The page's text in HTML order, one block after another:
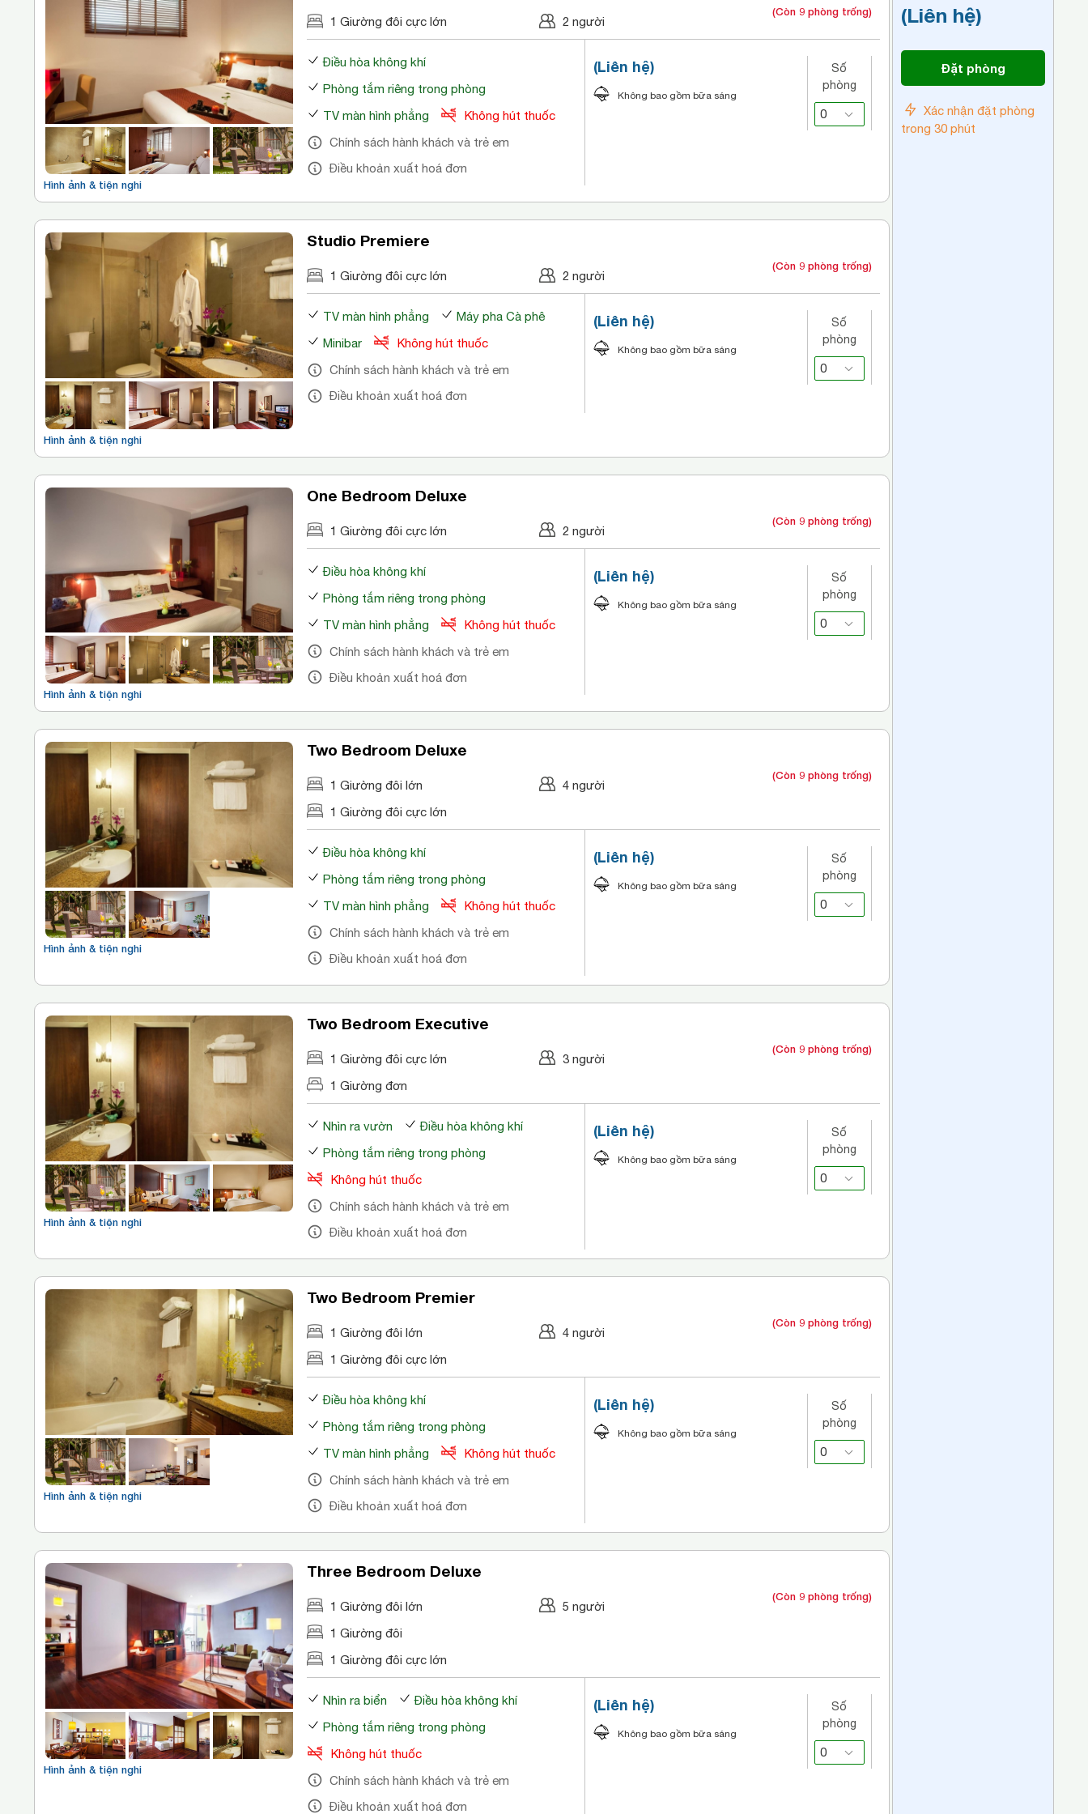
Hình ảnh & tiện nghi
1 Giường đôi cực lớn 2 người
(Còn 9 phòng trống)
Điều hòa không khí
Phòng tắm riêng trong phòng
TV màn hình phẳng
Không hút thuốc
Chính sách hành khách và trẻ em
Điều khoản xuất hoá đơn
(Liên hệ)
Không bao gồm bữa sáng
Số
phòng
Hình ảnh & tiện nghi
Studio Premiere
1 Giường đôi cực lớn 2 người
(Còn 9 phòng trống)
TV màn hình phẳng
Máy pha Cà phê
Minibar
Không hút thuốc
Chính sách hành khách và trẻ em
Điều khoản xuất hoá đơn
(Liên hệ)
Không bao gồm bữa sáng
Số
phòng
Hình ảnh & tiện nghi
One Bedroom Deluxe
1 Giường đôi cực lớn 2 người
(Còn 9 phòng trống)
Điều hòa không khí
Phòng tắm riêng trong phòng
TV màn hình phẳng
Không hút thuốc
Chính sách hành khách và trẻ em
Điều khoản xuất hoá đơn
(Liên hệ)
Không bao gồm bữa sáng
Số
phòng
Hình ảnh & tiện nghi
Two Bedroom Deluxe
1 Giường đôi lớn
1 Giường đôi cực lớn
4 người
(Còn 9 phòng trống)
Điều hòa không khí
Phòng tắm riêng trong phòng
TV màn hình phẳng
Không hút thuốc
Chính sách hành khách và trẻ em
Điều khoản xuất hoá đơn
(Liên hệ)
Không bao gồm bữa sáng
Số
phòng
Hình ảnh & tiện nghi
Two Bedroom Executive
1 Giường đôi cực lớn
1 Giường đơn
3 người
(Còn 9 phòng trống)
Nhìn ra vườn
Điều hòa không khí
Phòng tắm riêng trong phòng
Không hút thuốc
Chính sách hành khách và trẻ em
Điều khoản xuất hoá đơn
(Liên hệ)
Không bao gồm bữa sáng
Số
phòng
Hình ảnh & tiện nghi
Two Bedroom Premier
1 Giường đôi lớn
1 Giường đôi cực lớn
4 người
(Còn 9 phòng trống)
Điều hòa không khí
Phòng tắm riêng trong phòng
TV màn hình phẳng
Không hút thuốc
Chính sách hành khách và trẻ em
Điều khoản xuất hoá đơn
(Liên hệ)
Không bao gồm bữa sáng
Số
phòng
Hình ảnh & tiện nghi
Three Bedroom Deluxe
1 Giường đôi lớn
1 Giường đôi
1 Giường đôi cực lớn
5 người
(Còn 9 phòng trống)
Nhìn ra biển
Điều hòa không khí
Phòng tắm riêng trong phòng
Không hút thuốc
Chính sách hành khách và trẻ em
Điều khoản xuất hoá đơn
(Liên hệ)
Không bao gồm bữa sáng
Số
phòng
(Liên hệ)
Đặt phòng
Xác nhận đặt phòng
trong 30 phút